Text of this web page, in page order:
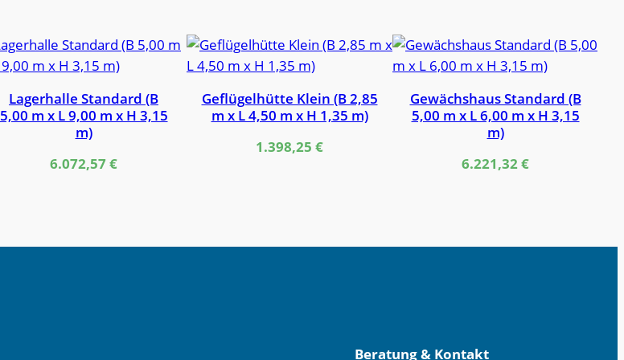
Lagerhalle Standard (B
5,00 m x L 9,00 m x H 3,15
m)
6.072,57€
Geflügelhütte Klein (B 2,85
m x L 4,50 m x H 1,35 m)
1.398,25 €
Gewächshaus Standard (B
5,00 m x L 6,00 m x H 3,15
m)
6.221,32€
Beratung & Kontakt